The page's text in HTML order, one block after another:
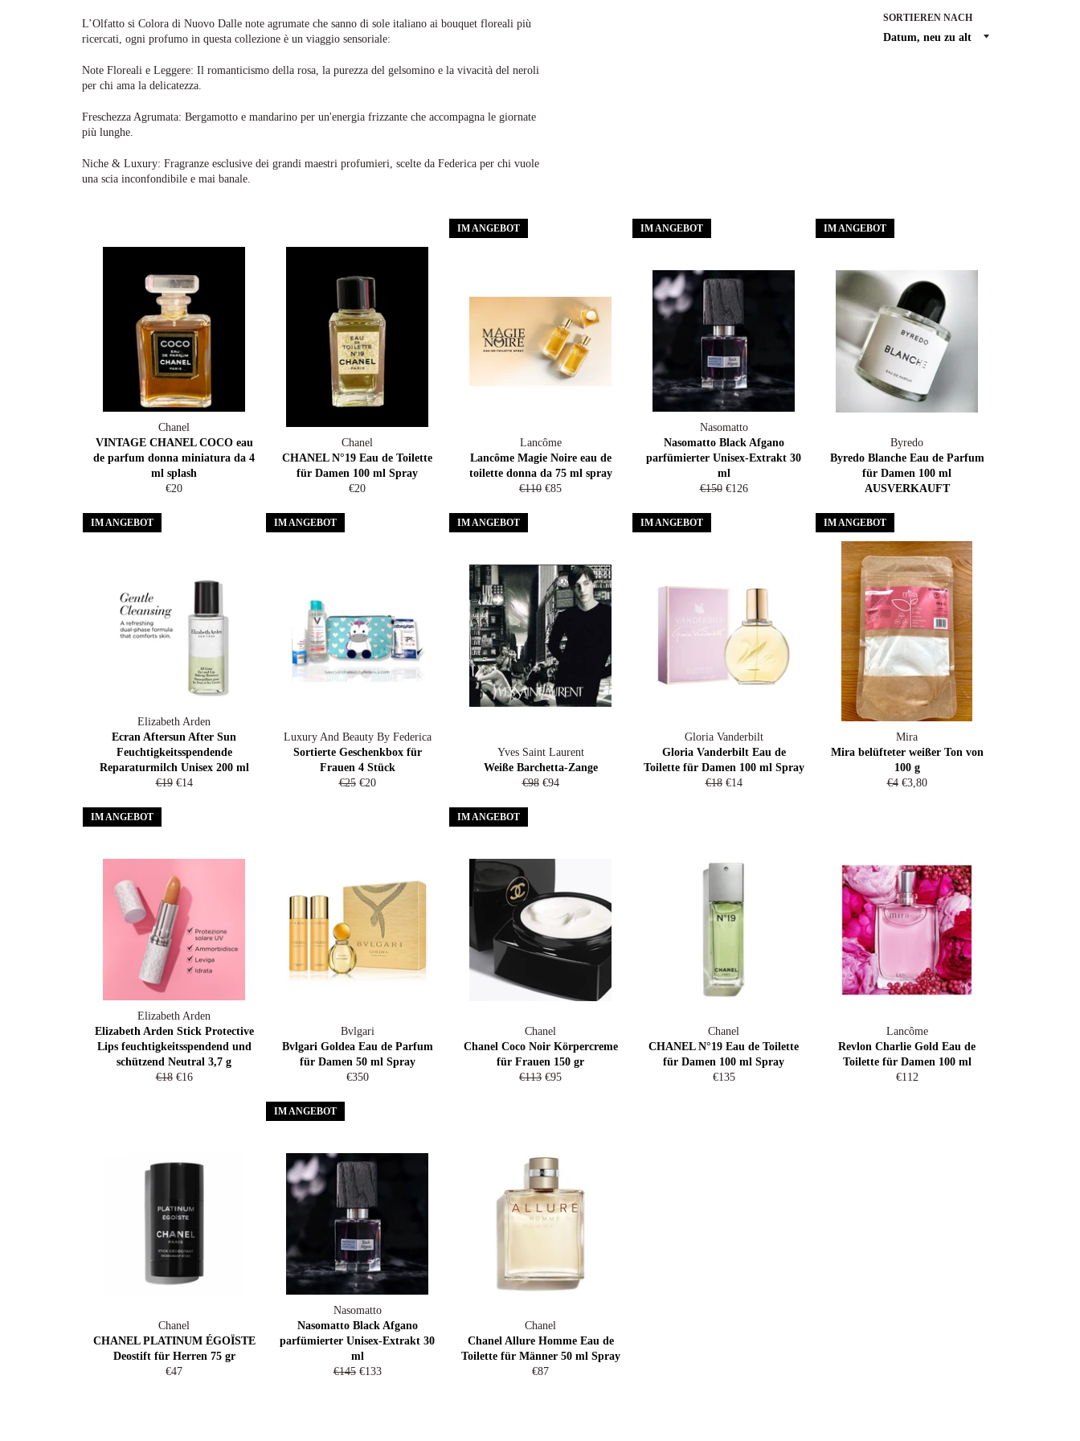
L’Olfatto si Colora di Nuovo Dalle note agrumate che sanno di sole italiano ai bouquet floreali più
ricercati, ogni profumo in questa collezione è un viaggio sensoriale:
Note Floreali e Leggere: Il romanticismo della rosa, la purezza del gelsomino e la vivacità del neroli
per chi ama la delicatezza.
Freschezza Agrumata: Bergamotto e mandarino per un'energia frizzante che accompagna le giornate
più lunghe.
Niche & Luxury: Fragranze esclusive dei grandi maestri profumieri, scelte da Federica per chi vuole
una scia inconfondibile e mai banale.
SORTIEREN NACH
Chanel
VINTAGE CHANEL COCO eau
de parfum donna miniatura da 4
ml splash
Normaler
€20
Chanel
CHANEL N°19 Eau de Toilette
für Damen 100 ml Spray
Normaler
€20
Lancôme
Lancôme Magie Noire eau de
toilette donna da 75 ml spray
Normaler
€110 Sonderpreis
€85
IM ANGEBOT
Nasomatto
Nasomatto Black Afgano
parfümierter Unisex-Extrakt 30
ml
Normaler
€150 Sonderpreis
€126
IM ANGEBOT
Byredo
Byredo Blanche Eau de Parfum
für Damen 100 ml
AUSVERKAUFT
IM ANGEBOT
Elizabeth Arden
Ecran Aftersun After Sun
Feuchtigkeitsspendende
Reparaturmilch Unisex 200 ml
Normaler
€19 Sonderpreis
€14
IM ANGEBOT
Luxury And Beauty By Federica
Sortierte Geschenkbox für
Frauen 4 Stück
Normaler
€25 Sonderpreis
€20
IM ANGEBOT
Yves Saint Laurent
Weiße Barchetta-Zange
Normaler
€98 Sonderpreis
€94
IM ANGEBOT
Gloria Vanderbilt
Gloria Vanderbilt Eau de
Toilette für Damen 100 ml Spray
Normaler
€18 Sonderpreis
€14
IM ANGEBOT
Mira
Mira belüfteter weißer Ton von
100 g
Normaler
€4 Sonderpreis
€3,80
IM ANGEBOT
Elizabeth Arden
Elizabeth Arden Stick Protective
Lips feuchtigkeitsspendend und
schützend Neutral 3,7 g
Normaler
€18 Sonderpreis
€16
IM ANGEBOT
Bvlgari
Bvlgari Goldea Eau de Parfum
für Damen 50 ml Spray
Normaler
€350
Chanel
Chanel Coco Noir Körpercreme
für Frauen 150 gr
Normaler
€113 Sonderpreis
€95
IM ANGEBOT
Chanel
CHANEL N°19 Eau de Toilette
für Damen 100 ml Spray
Normaler
€135
Lancôme
Revlon Charlie Gold Eau de
Toilette für Damen 100 ml
Normaler
€112
Chanel
CHANEL PLATINUM ÉGOÏSTE
Deostift für Herren 75 gr
Normaler
€47
Nasomatto
Nasomatto Black Afgano
parfümierter Unisex-Extrakt 30
ml
Normaler
€145 Sonderpreis
€133
IM ANGEBOT
Chanel
Chanel Allure Homme Eau de
Toilette für Männer 50 ml Spray
Normaler
€87